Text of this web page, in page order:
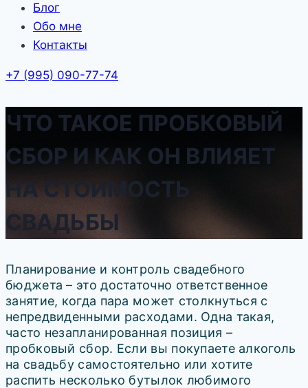
Блог
Обо мне
Контакты
+7 (995) 090-77-74
ЧТО ТАКОЕ ПРОБКОВЫЙ
СБОР И КАК ОН ВЛИЯЕТ
НА СТОИМОСТЬ
СВАДЬБЫ
Планирование и контроль свадебного
бюджета – это достаточно ответственное
занятие, когда пара может столкнуться с
непредвиденными расходами. Одна такая,
часто незапланированная позиция –
пробковый сбор. Если вы покупаете алкоголь
на свадьбу самостоятельно или хотите
распить несколько бутылок любимого